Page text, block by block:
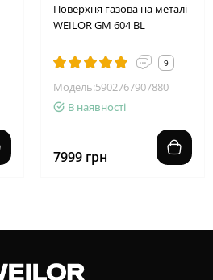
Поверхня газова на металі
WEILOR GM 604 BL
9
Модель:5902767907880
В наявності
7999 грн